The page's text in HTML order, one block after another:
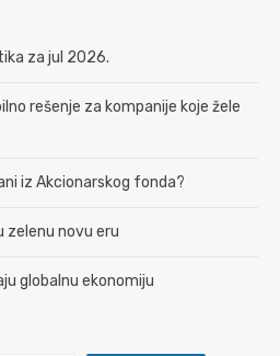
za jul 2026.
rešenje za kompanije koje žele
iz Akcionarskog fonda?
zelenu novu eru
globalnu ekonomiju